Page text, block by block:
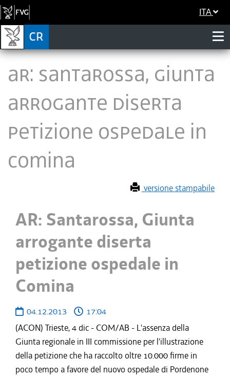
ITA
AR: Santarossa, Giunta
arrogante diserta
petizione ospedale in
Comina
versione stampabile
AR: Santarossa, Giunta
arrogante diserta
petizione ospedale in
Comina
04.12.2013
17:04
(ACON) Trieste, 4 dic - COM/AB - L'assenza della
Giunta regionale in III commissione per l'illustrazione
della petizione che ha raccolto oltre 10.000 firme in
poco tempo a favore del nuovo ospedale di Pordenone